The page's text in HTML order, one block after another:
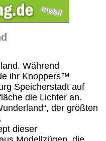
Während
ihr Knoppers™
Speicherstadt auf
die Lichter an.
der größten
dieser